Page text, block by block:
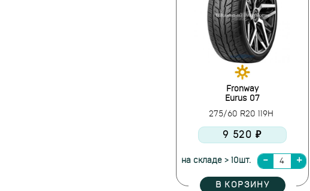
Fronway
Eurus 07
275/60 R20 119H
9 520 ₽
на складе > 10шт.
В КОРЗИНУ